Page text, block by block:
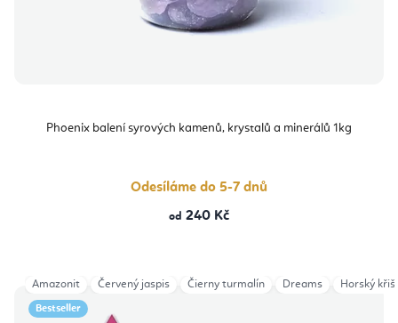
Phoenix balení syrových kamenů, krystalů a minerálů 1kg
Odesíláme do 5-7 dnů
od 240 Kč
Bestseller
Amazonit Červený jaspis Čierny turmalín Dreams Horský